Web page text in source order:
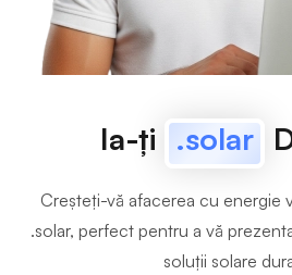
Ia-ți .solar
Creșteți-vă afacerea cu energie
.solar, perfect pentru a vă
soluții solare